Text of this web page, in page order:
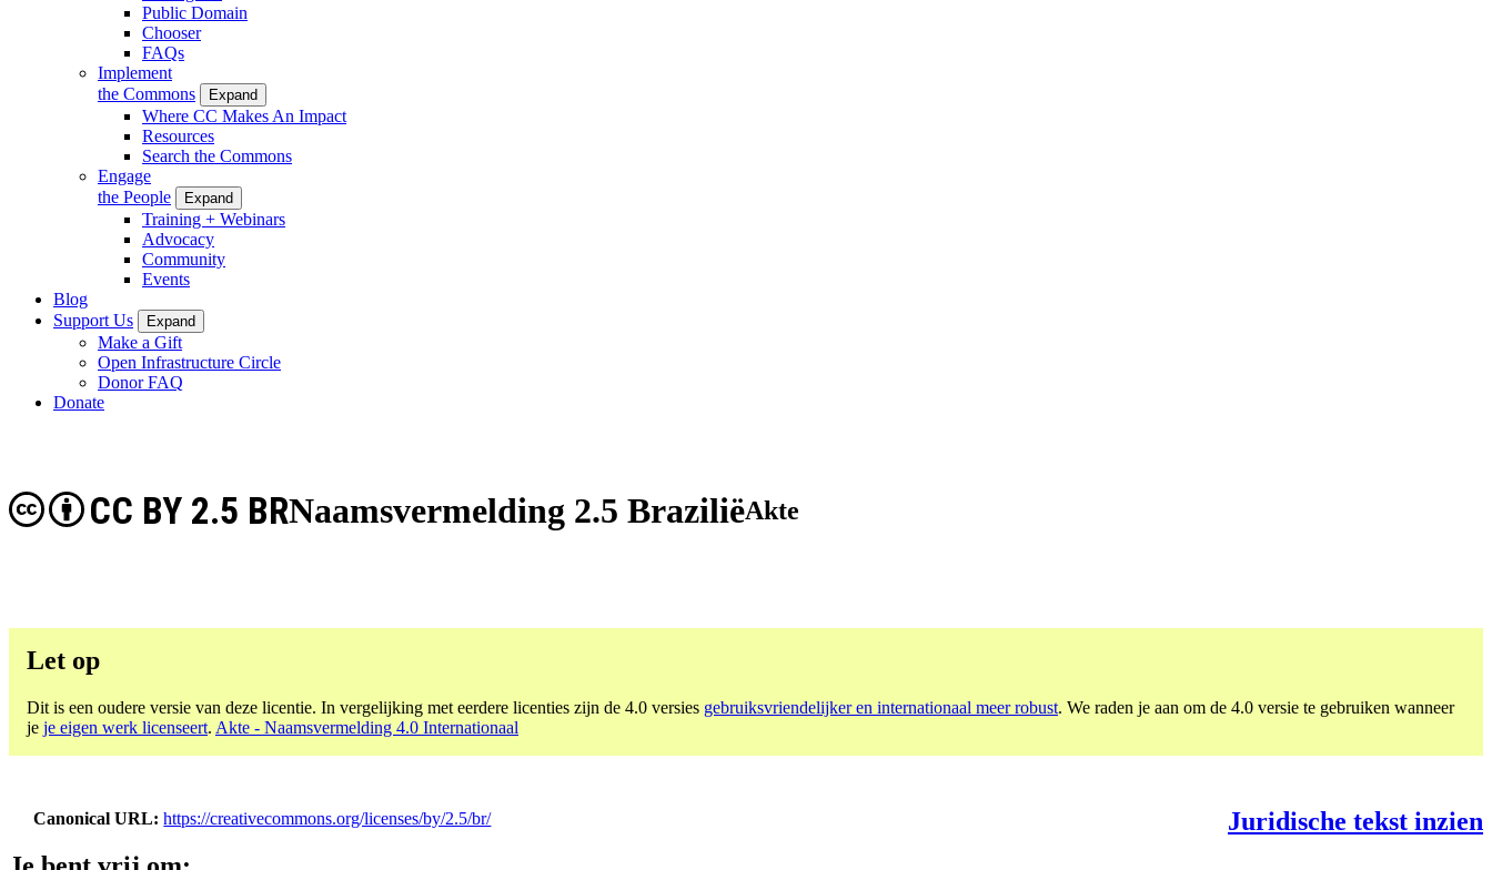
Public Domain
Chooser
FAQs
Implement
the Commons
Expand
Where CC Makes An Impact
Resources
Search the Commons
Engage
the People
Expand
Training + Webinars
Advocacy
Community
Events
Blog
Support Us
Expand
Make a Gift
Open Infrastructure Circle
Donor FAQ
Donate
Naamsvermelding 2.5 Brazilië
CC BY 2.5 BR Akte
Let op
Dit is een oudere versie van deze licentie. In vergelijking met eerdere licenties zijn de 4.0 versies gebruiksvriendelijker en internationaal meer robust. We raden je aan om de 4.0 versie te gebruiken wanneer
je je eigen werk licenseert. Akte - Naamsvermelding 4.0 Internationaal
Canonical URL https://creativecommons.org/licenses/by/2.5/br/
Juridische tekst inzien